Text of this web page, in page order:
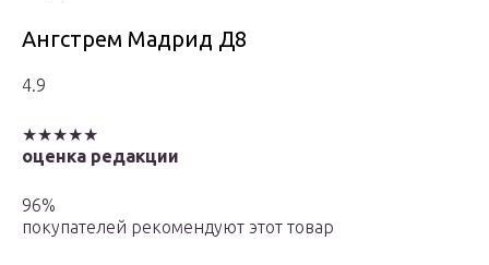
Ангстрем Мадрид Д8
4.9
★★★★★
оценка редакции
96%
покупателей рекомендуют этот товар